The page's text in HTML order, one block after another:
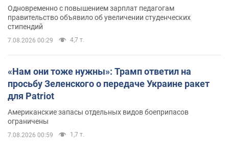
Одновременно с повышением зарплат педагогам
правительство объявило об увеличении студенческих
стипендий
7.08.2026 00:29 4,7 т.
«Нам они тоже нужны»: Трамп ответил на
просьбу Зеленского о передаче Украине ракет
для Patriot
Американские запасы отдельных видов боеприпасов
ограничены
7.08.2026 00:59 1,7 т.